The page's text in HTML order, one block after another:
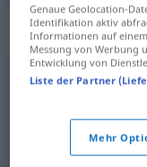
Treffen
Treffen
Genaue Geolocation-
Identifikation aktiv
Informationen auf
Messung von Werbung
Entwicklung von
Liste der Partner
Mehr